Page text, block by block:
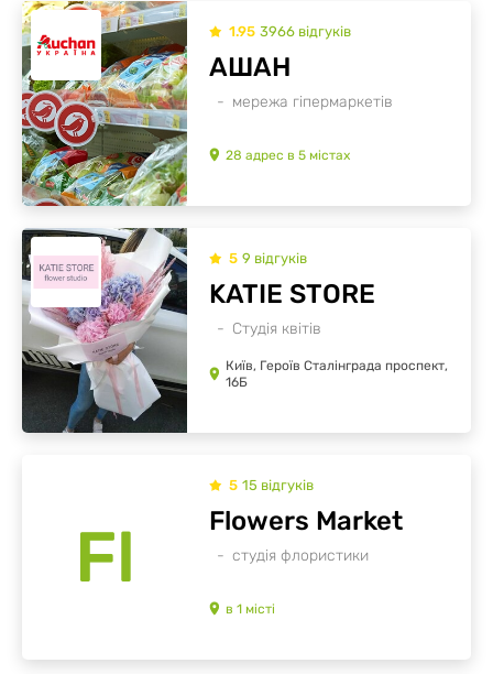
1.95 3966 відгуків
мережа гіпермаркетів
АШАН
28 адрес в 5 містах
5 9 відгуків
Студія квітів
KATIE STORЕ
Київ, Героїв Сталінграда проспект,
16Б
Fl
5 15 відгуків
студія флористики
Flowers Market
в 1 місті